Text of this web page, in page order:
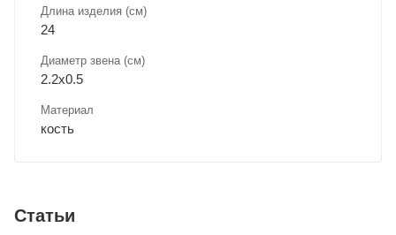
Длина изделия (см)
24
Диаметр звена (см)
2.2х0.5
Материал
кость
Статьи